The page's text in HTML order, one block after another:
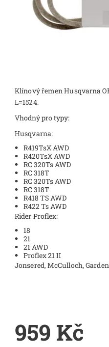
Klínový řemen Husqvarna
L=1524.
Vhodný pro typy:
Husqvarna:
R419TsX AWD
R420TsX AWD
RC 320Ts AWD
RC 318T
RC 320Ts AWD
RC 318T
R418 TS AWD
R422 Ts AWD
Rider Proflex:
18
21
21 AWD
Proflex 21 II
Jonsered, McCulloch,
959 Kč